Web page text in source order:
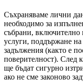
Съхраняваме лични
необходимо за
събрани, включително
услуги, поддържане на
задължения (както е
поверителност). След
ще бъдат сигурно
ако не сме законово